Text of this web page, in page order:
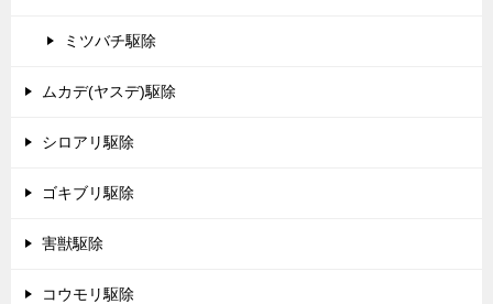
ミツバチ駆除
ムカデ(ヤスデ)駆除
シロアリ駆除
ゴキブリ駆除
害獣駆除
コウモリ駆除